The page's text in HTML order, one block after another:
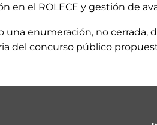
en el ROLECE y gestión de
una enumeración, no
del concurso público